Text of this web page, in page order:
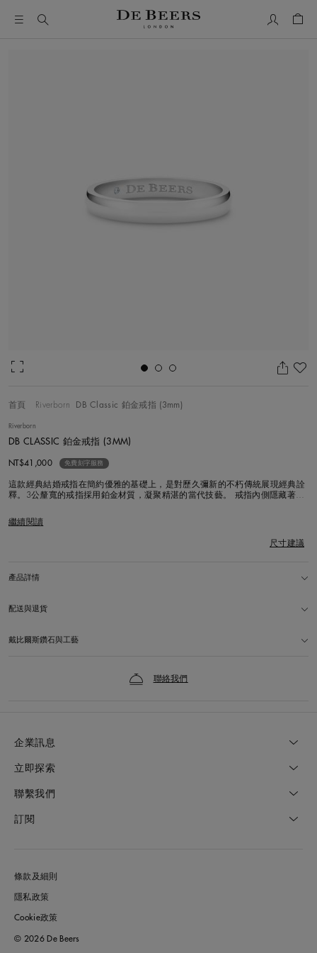
首頁 Riverborn DB Classic 鉑金戒指 (3mm)
Riverborn
DB CLASSIC 鉑金戒指 (3MM)
Original price
NT$41,000 免費刻字服務
這款經典結婚戒指在簡約優雅的基礎上，是對歷久彌新的不朽傳統展現經典詮
釋。3公釐寬的戒指採用鉑金材質，凝聚精湛的當代技藝。 戒指內側隱藏著一
姻的聖潔。
繼續閱讀
尺寸建議
產品詳情
配送與退貨
戴比爾斯鑽石與工藝
聯絡我們
企業訊息
立即探索
聯繫我們
訂閱
條款及細則
隱私政策
Cookie政策
© 2026 De Beers